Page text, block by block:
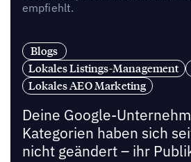
empfiehlt.
Blogs
Lokales Listings-Management
Lokales AEO Marketing
Deine Google-
Kategorien haben sich
nicht geändert – ihr